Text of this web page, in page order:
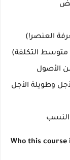
العنصر!)
الأصول
وطويلة الأجل
النسب
Who this course